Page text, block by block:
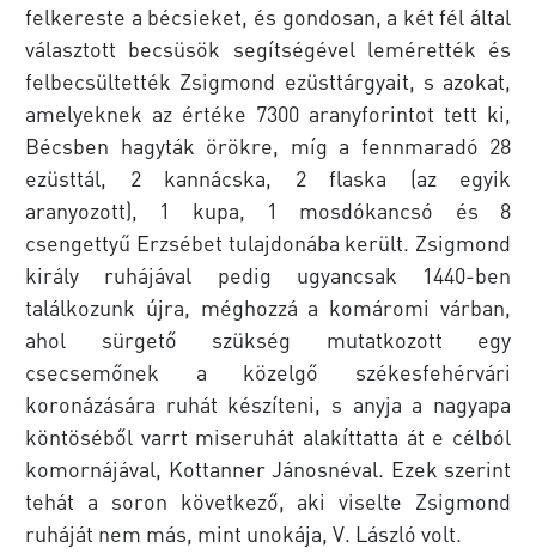
felkereste a bécsieket, és gondosan, a két fél által
választott becsüsök segítségével lemérették és
felbecsültették Zsigmond ezüsttárgyait, s azokat,
amelyeknek az értéke 7300 aranyforintot tett ki,
Bécsben hagyták örökre, míg a fennmaradó 28
ezüsttál, 2 kannácska, 2 flaska (az egyik
aranyozott), 1 kupa, 1 mosdókancsó és 8
csengettyű Erzsébet tulajdonába került. Zsigmond
király ruhájával pedig ugyancsak 1440-ben
találkozunk újra, méghozzá a komáromi várban,
ahol sürgető szükség mutatkozott egy
csecsemőnek a közelgő székesfehérvári
koronázására ruhát készíteni, s anyja a nagyapa
köntöséből varrt miseruhát alakíttatta át e célból
komornájával, Kottanner Jánosnéval. Ezek szerint
tehát a soron következő, aki viselte Zsigmond
ruháját nem más, mint unokája, V. László volt.